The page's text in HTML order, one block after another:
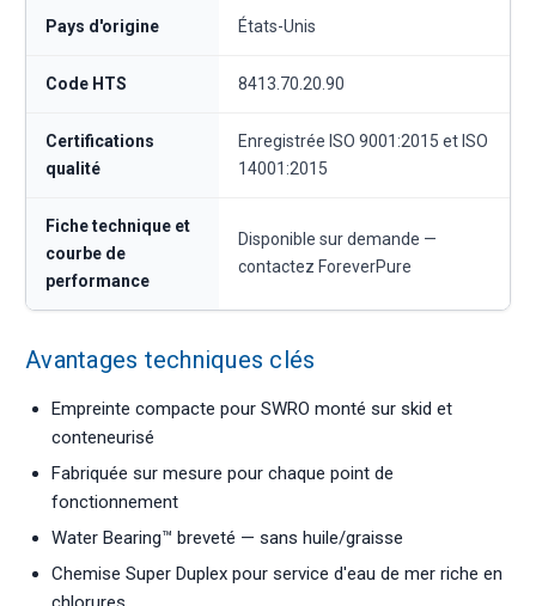
Pays d'origine États-Unis
Code HTS 8413.70.20.90
Certifications
qualité
Enregistrée ISO 9001:2015 et ISO
14001:2015
Fiche technique et
courbe de
performance
Disponible sur demande —
contactez ForeverPure
Avantages techniques clés
Empreinte compacte pour SWRO monté sur skid et
conteneurisé
Fabriquée sur mesure pour chaque point de
fonctionnement
Water Bearing™ breveté — sans huile/graisse
Chemise Super Duplex pour service d'eau de mer riche en